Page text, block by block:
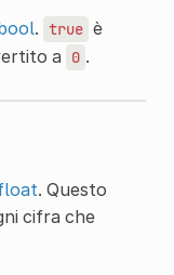
. true è
a 0 .
. Questo
cifra che